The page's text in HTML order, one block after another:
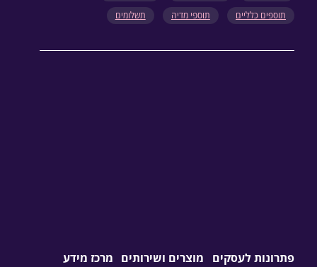
תוספים כלליים
תוספי מדיה תשלומים
פתרונות לעסקים מוצרים ושירותים מרכז מידע